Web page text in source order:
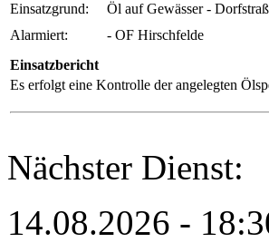
Einsatzgrund:
Öl auf Gewässer -
Alarmiert:
- OF Hirschfelde
Einsatzbericht
Es erfolgt eine Kontrolle der angelegten
Nächster Dienst:
14.08.2026 -